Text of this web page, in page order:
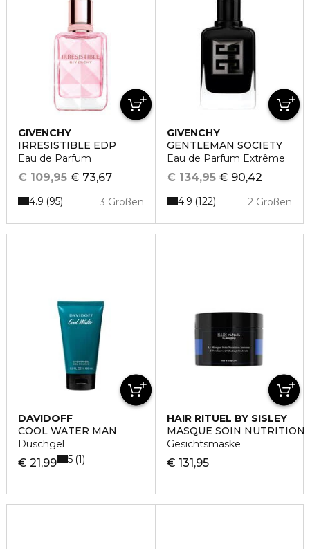
GIVENCHY
IRRESISTIBLE EDP
Eau de Parfum
€ 73,67
€ 109,95
3 Größen
4.9 95
GIVENCHY
GENTLEMAN SOCIETY
Eau de Parfum Extrême
€ 90,42
€ 134,95
2 Größen
4.9 122
DAVIDOFF
COOL WATER MAN
Duschgel
€ 21,99 5 1
HAIR RITUEL BY SISLEY
MASQUE SOIN NUTRITION
Gesichtsmaske
€ 131,95